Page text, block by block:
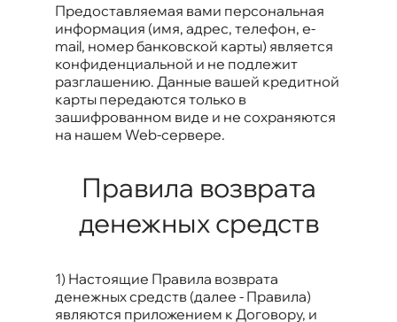
Предоставляемая вами персональная
информация (имя, адрес, телефон, e-
mail, номер банковской карты) является
конфиденциальной и не подлежит
разглашению. Данные вашей кредитной
карты передаются только в
зашифрованном виде и не сохраняются
на нашем Web-сервере.
Правила возврата
денежных средств
1) Настоящие Правила возврата
денежных средств (далее - Правила)
являются приложением к Договору, и